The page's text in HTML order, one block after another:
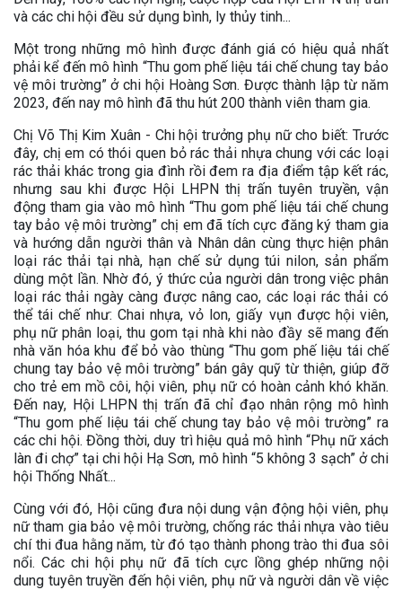
và các chi hội đều sử dụng bình, ly thủy tinh...
Một trong những mô hình được đánh giá có hiệu quả nhất
phải kể đến mô hình “Thu gom phế liệu tái chế chung tay bảo
vệ môi trường” ở chi hội Hoàng Sơn. Được thành lập từ năm
2023, đến nay mô hình đã thu hút 200 thành viên tham gia.
Chị Võ Thị Kim Xuân - Chi hội trưởng phụ nữ cho biết: Trước
đây, chị em có thói quen bỏ rác thải nhựa chung với các loại
rác thải khác trong gia đình rồi đem ra địa điểm tập kết rác,
nhưng sau khi được Hội LHPN thị trấn tuyên truyền, vận
động tham gia vào mô hình “Thu gom phế liệu tái chế chung
tay bảo vệ môi trường” chị em đã tích cực đăng ký tham gia
và hướng dẫn người thân và Nhân dân cùng thực hiện phân
loại rác thải tại nhà, hạn chế sử dụng túi nilon, sản phẩm
dùng một lần. Nhờ đó, ý thức của người dân trong việc phân
loại rác thải ngày càng được nâng cao, các loại rác thải có
thể tái chế như: Chai nhựa, vỏ lon, giấy vụn được hội viên,
phụ nữ phân loại, thu gom tại nhà khi nào đầy sẽ mang đến
nhà văn hóa khu để bỏ vào thùng “Thu gom phế liệu tái chế
chung tay bảo vệ môi trường” bán gây quỹ từ thiện, giúp đỡ
cho trẻ em mồ côi, hội viên, phụ nữ có hoàn cảnh khó khăn.
Đến nay, Hội LHPN thị trấn đã chỉ đạo nhân rộng mô hình
“Thu gom phế liệu tái chế chung tay bảo vệ môi trường” ra
các chi hội. Đồng thời, duy trì hiệu quả mô hình “Phụ nữ xách
làn đi chợ” tại chi hội Hạ Sơn, mô hình “5 không 3 sạch” ở chi
hội Thống Nhất...
Cùng với đó, Hội cũng đưa nội dung vận động hội viên, phụ
nữ tham gia bảo vệ môi trường, chống rác thải nhựa vào tiêu
chí thi đua hằng năm, từ đó tạo thành phong trào thi đua sôi
nổi. Các chi hội phụ nữ đã tích cực lồng ghép những nội
dung tuyên truyền đến hội viên, phụ nữ và người dân về việc